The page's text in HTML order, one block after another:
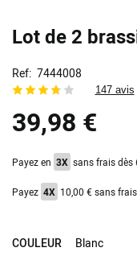
to
the
beginning
of
the
images
gallery
Lot de 2
Ref 7444008
147 avis
39,98 €
Payez en 3X sans frais dès
Payez 4X 10,00 € sans
COULEUR Blanc